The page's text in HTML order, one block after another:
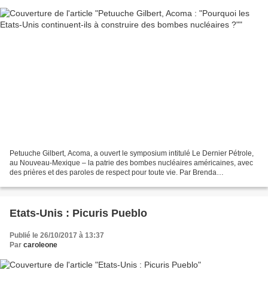
Petuuche Gilbert, Acoma, a ouvert le symposium intitulé Le Dernier Pétrole,
au Nouveau-Mexique – la patrie des bombes nucléaires américaines, avec
des prières et des paroles de respect pour toute vie. Par Brenda
Etats-Unis : Picuris Pueblo
Publié le 26/10/2017 à 13:37
Par caroleone